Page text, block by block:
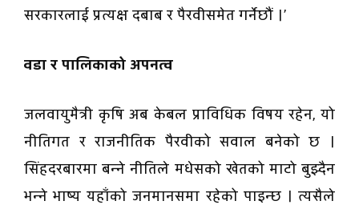
सरकारलाई प्रत्यक्ष दबाब र पैरवीसमेत गर्नेछौं ।’
वडा र पालिकाको अपनत्व
जलवायुमैत्री कृषि अब केबल प्राविधिक विषय रहेन, यो
नीतिगत र राजनीतिक पैरवीको सवाल बनेको छ ।
सिंहदरबारमा बन्ने नीतिले मधेसको खेतको माटो बुझ्दैन
भन्ने भाष्य यहाँको जनमानसमा रहेको पाइन्छ । त्यसैले